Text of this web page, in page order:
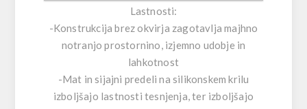
Lastnosti:
-Konstrukcija brez okvirja zagotavlja majhno
notranjo prostornino, izjemno udobje in
lahkotnost
-Mat in sijajni predeli na silikonskem krilu
izboljšajo lastnosti tesnjenja, ter izboljšajo